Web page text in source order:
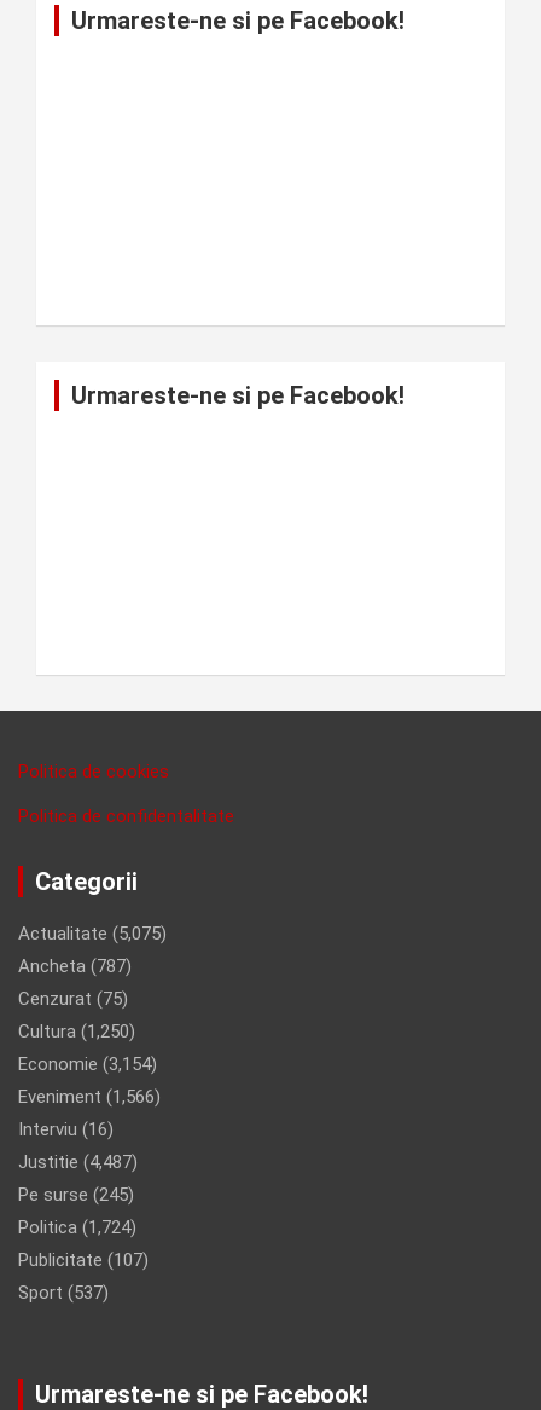
Urmareste-ne si pe Facebook!
Urmareste-ne si pe Facebook!
Politica de cookies
Politica de confidentalitate
Categorii
Actualitate (5,075)
Ancheta (787)
Cenzurat (75)
Cultura (1,250)
Economie (3,154)
Eveniment (1,566)
Interviu (16)
Justitie (4,487)
Pe surse (245)
Politica (1,724)
Publicitate (107)
Sport (537)
Urmareste-ne si pe Facebook!